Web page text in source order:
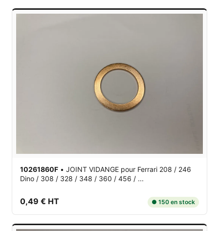
10261860F • JOINT VIDANGE pour Ferrari 208 / 246
Dino / 308 / 328 / 348 / 360 / 456 / ...
0,49 € HT ● 150 en stock